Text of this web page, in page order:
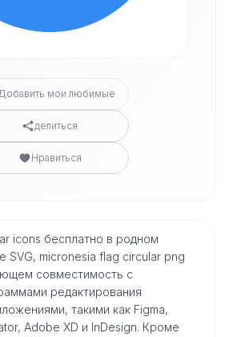
мои любимые
делиться
Нравиться
icons бесплатно в родном
SVG, micronesia flag circular png
совместимость с
редактирования
такими как Figma,
Adobe XD и InDesign. Кроме